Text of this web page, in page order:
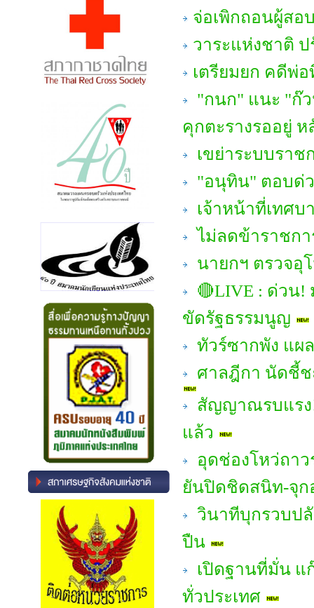
จ่อเพิกถอนผู้สอ
วาระแห่งชาติ
เตรียมยก คดีพ่
"กนก" แนะ "ก๊
คุกตะรางรออยู่
เขย่าระบบราช
"อนุทิน" ตอบด่
เจ้าหน้าที่เทศ
ไม่ลดข้าราชก
นายกฯ ตรวจอุ
🔴LIVE : ด่วน!
ขัดรัฐธรรมนูญ
ทัวร์ซากพัง แผ
ศาลฎีกา นัดชี้ช
สัญญาณรบแรง
แล้ว
อุดช่องโหว่ถาว
ยันปิดชิดสนิท-จุก
วินาทีบุกรวบป
ปืน
เปิดฐานที่มั่น แ
ทั่วประเทศ